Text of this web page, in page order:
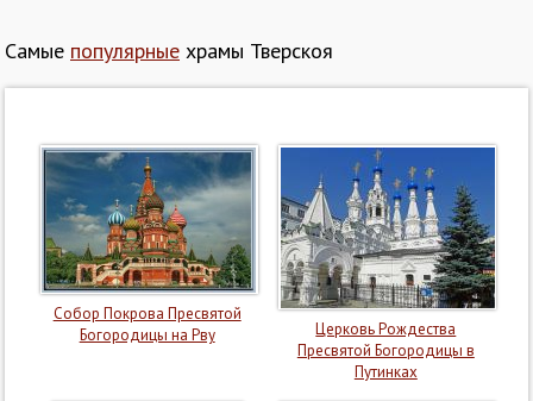
Самые популярные храмы Тверскоя
Собор Покрова Пресвятой
Богородицы на Рву
Церковь Рождества
Пресвятой Богородицы в
Путинках